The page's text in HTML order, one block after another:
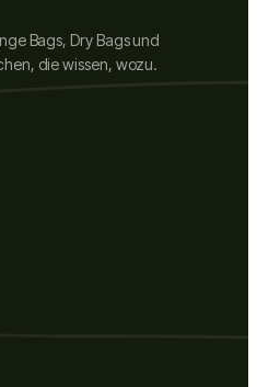
Bags, Dry Bags und
die wissen, wozu.